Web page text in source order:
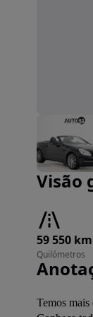
Imagem 1 de
Visão
59 550 km
Quilómetros
Temos